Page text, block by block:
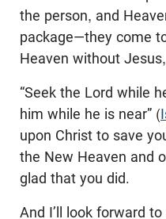
the person, and
package—they come
Heaven without
“Seek the Lord while
him while he is near” (
upon Christ to save
the New Heaven and
glad that you did.
And I’ll look forward